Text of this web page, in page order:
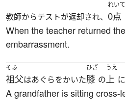
教師からテストが返却され、
れい
0点
When the teacher returned
embarrassment.
そふ
祖父はあぐらをかいた
ひざ
膝 の
うえ
上
A grandfather is sitting cross-